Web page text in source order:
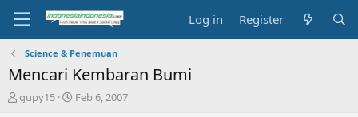
Log in Register
Science & Penemuan
Mencari Kembaran Bumi
T
gupy15
S
Feb 6, 2007